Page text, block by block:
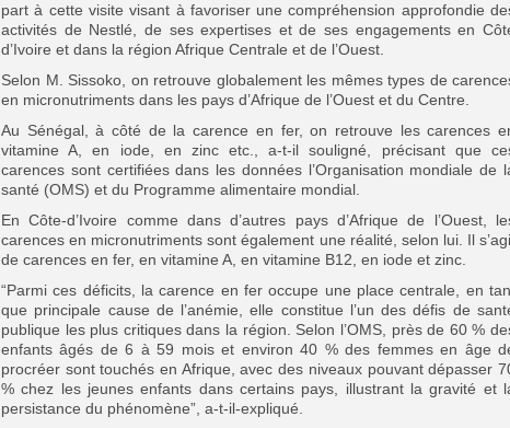
part à cette visite visant à favoriser une compréhension approfondie
activités de Nestlé, de ses expertises et de ses engagements en
d’Ivoire et dans la région Afrique Centrale et de l’Ouest.
Selon M. Sissoko, on retrouve globalement les mêmes types de
en micronutriments dans les pays d’Afrique de l’Ouest et du Centre.
Au Sénégal, à côté de la carence en fer, on retrouve les carences
vitamine A, en iode, en zinc etc., a-t-il souligné, précisant que
carences sont certifiées dans les données l’Organisation mondiale de
santé (OMS) et du Programme alimentaire mondial.
En Côte-d’Ivoire comme dans d’autres pays d’Afrique de l’Ouest,
carences en micronutriments sont également une réalité, selon lui. Il
de carences en fer, en vitamine A, en vitamine B12, en iode et zinc.
“Parmi ces déficits, la carence en fer occupe une place centrale, en
que principale cause de l’anémie, elle constitue l’un des défis de
publique les plus critiques dans la région. Selon l’OMS, près de 60 %
enfants âgés de 6 à 59 mois et environ 40 % des femmes en âge
procréer sont touchés en Afrique, avec des niveaux pouvant dépasser
% chez les jeunes enfants dans certains pays, illustrant la gravité et
persistance du phénomène”, a-t-il-expliqué.